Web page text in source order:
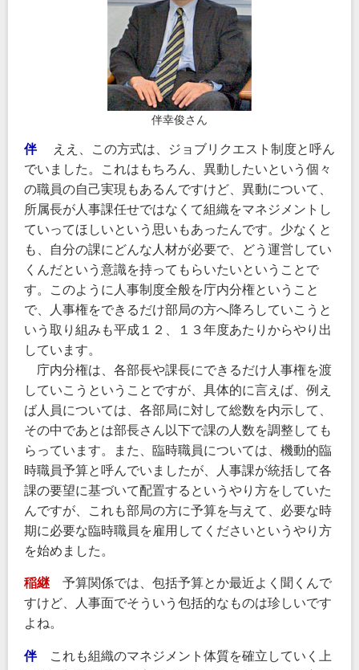
伴幸俊さん
伴 ええ、この方式は、ジョブリクエスト制度と呼ん
でいました。これはもちろん、異動したいという個々
の職員の自己実現もあるんですけど、異動について、
所属長が人事課任せではなくて組織をマネジメントし
ていってほしいという思いもあったんです。少なくと
も、自分の課にどんな人材が必要で、どう運営してい
くんだという意識を持ってもらいたいということで
す。このように人事制度全般を庁内分権ということ
で、人事権をできるだけ部局の方へ降ろしていこうと
いう取り組みも平成１２、１３年度あたりからやり出
しています。
庁内分権は、各部長や課長にできるだけ人事権を渡
していこうということですが、具体的に言えば、例え
ば人員については、各部局に対して総数を内示して、
その中であとは部長さん以下で課の人数を調整しても
らっています。また、臨時職員については、機動的臨
時職員予算と呼んでいましたが、人事課が統括して各
課の要望に基づいて配置するというやり方をしていた
んですが、これも部局の方に予算を与えて、必要な時
期に必要な臨時職員を雇用してくださいというやり方
を始めました。
稲継 予算関係では、包括予算とか最近よく聞くんで
すけど、人事面でそういう包括的なものは珍しいです
よね。
伴 これも組織のマネジメント体質を確立していく上